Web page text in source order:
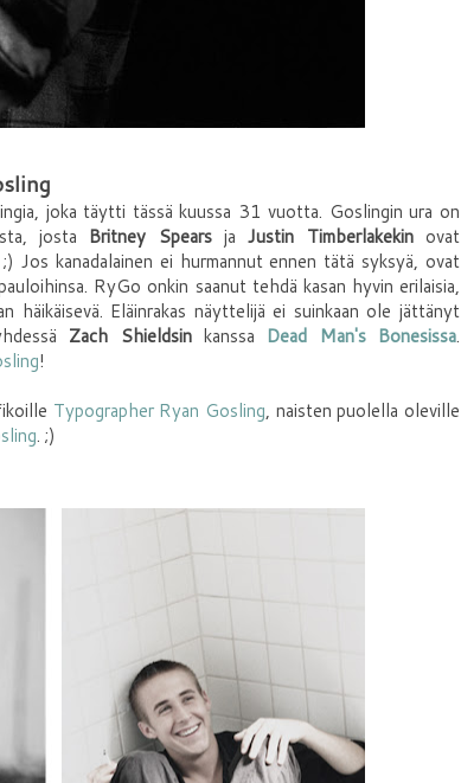
joka täytti tässä kuussa 31 vuotta. Goslingin ura on
josta Britney SpearsjaJustin Timberlakekinovat
Jos kanadalainen ei hurmannut ennen tätä syksyä, ovat
RyGo onkin saanut tehdä kasan hyvin erilaisia,
häikäisevä. Eläinrakas näyttelijä ei suinkaan ole jättänyt
Zach Shieldsinkanssa Dead Man's Bonesissa.
!
Typographer Ryan Gosling, naisten puolella oleville
. ;)